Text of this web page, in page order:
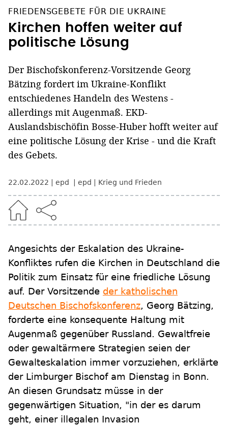
FRIEDENSGEBETE FÜR DIE UKRAINE
Kirchen hoffen weiter auf
politische Lösung
Der Bischofskonferenz-Vorsitzende Georg
Bätzing fordert im Ukraine-Konflikt
entschiedenes Handeln des Westens -
allerdings mit Augenmaß. EKD-
Auslandsbischöfin Bosse-Huber hofft weiter auf
eine politische Lösung der Krise - und die Kraft
des Gebets.
22.02.2022 epd epd Krieg und Frieden
Angesichts der Eskalation des Ukraine-
Konfliktes rufen die Kirchen in Deutschland die
Politik zum Einsatz für eine friedliche Lösung
auf. Der Vorsitzende der katholischen
Deutschen Bischofskonferenz, Georg Bätzing,
forderte eine konsequente Haltung mit
Augenmaß gegenüber Russland. Gewaltfreie
oder gewaltärmere Strategien seien der
Gewalteskalation immer vorzuziehen, erklärte
der Limburger Bischof am Dienstag in Bonn.
An diesen Grundsatz müsse in der
gegenwärtigen Situation, "in der es darum
geht, einer illegalen Invasion